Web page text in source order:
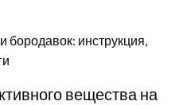
вещества на